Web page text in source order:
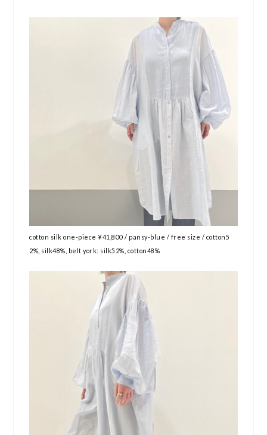
cotton silk one-piece ¥41,800 / pansy-blue / free size / cotton5
2%, silk48%, belt york: silk52%, cotton48%